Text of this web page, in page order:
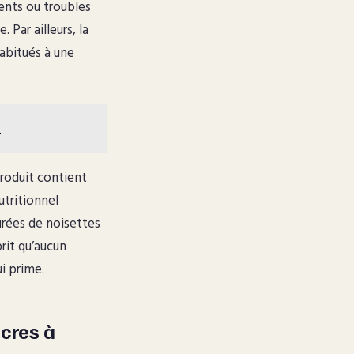
ou troubles
Par ailleurs, la
à une
contient
de noisettes
qu’aucun
prime.
à